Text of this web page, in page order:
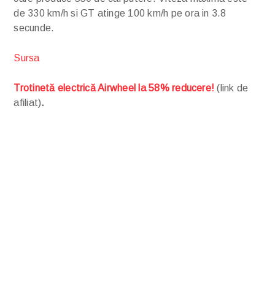
de 330 km/h si GT atinge 100 km/h pe ora in 3.8
secunde.
Sursa
Trotinetă electrică Airwheel la 58% reducere! (link de
afiliat).